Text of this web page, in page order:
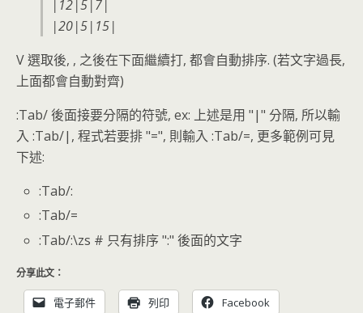
|12|5|7|
|20|5|15|
V 選取後, , 之後在下面繼續打, 都會自動排序. (若文字過長,
上面都會自動對齊)
:Tab/ 後面接要分隔的符號, ex: 上述是用 "|" 分隔, 所以輸
入 :Tab/|, 程式若要排 "=", 則輸入 :Tab/=, 更多範例可見
下述:
:Tab/:
:Tab/=
:Tab/:\zs # 只有排序 ":" 後面的文字
分享此文：
電子郵件 列印 Facebook